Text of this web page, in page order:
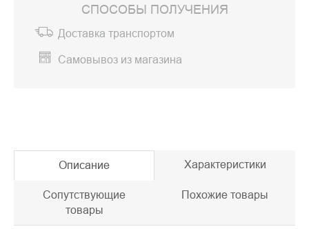
СПОСОБЫ ПОЛУЧЕНИЯ
Доставка транспортом
Самовывоз из магазина
Описание Характеристики
Сопутствующие
товары
Похожие товары